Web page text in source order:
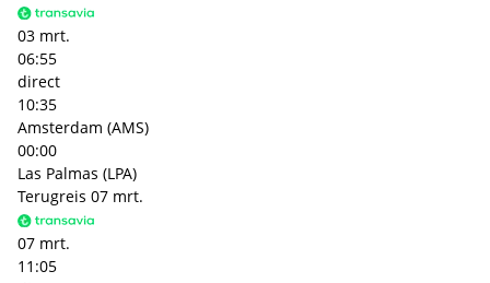
03 mrt.
06:55
direct
10:35
Amsterdam (AMS)
00:00
Las Palmas (LPA)
Terugreis 07 mrt.
07 mrt.
11:05